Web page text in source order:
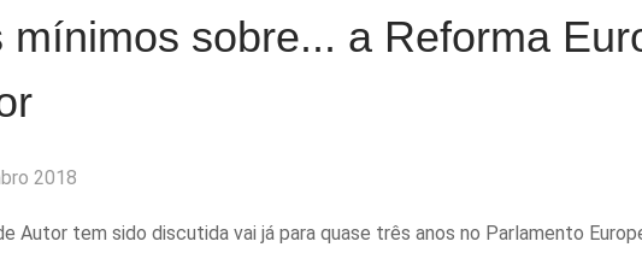
sobre... a Reforma
2018
Autor tem sido discutida vai já para quase três anos no Parlamento